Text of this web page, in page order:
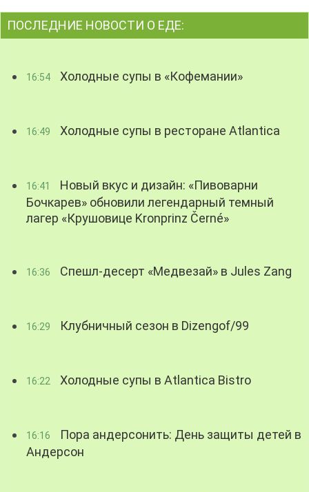
ПОСЛЕДНИЕ НОВОСТИ О ЕДЕ:
16:54 Холодные супы в «Кофемании»
16:49 Холодные супы в ресторане Atlantica
16:41
Новый вкус и дизайн: «Пивоварни
Бочкарев» обновили легендарный темный
лагер «Крушовице Kronprinz Černé»
16:36 Спешл-десерт «Медвезай» в Jules Zang
16:29 Клубничный сезон в Dizengof/99
16:22 Холодные супы в Atlantica Bistro
16:16
Пора андерсонить: День защиты детей в
Андерсон